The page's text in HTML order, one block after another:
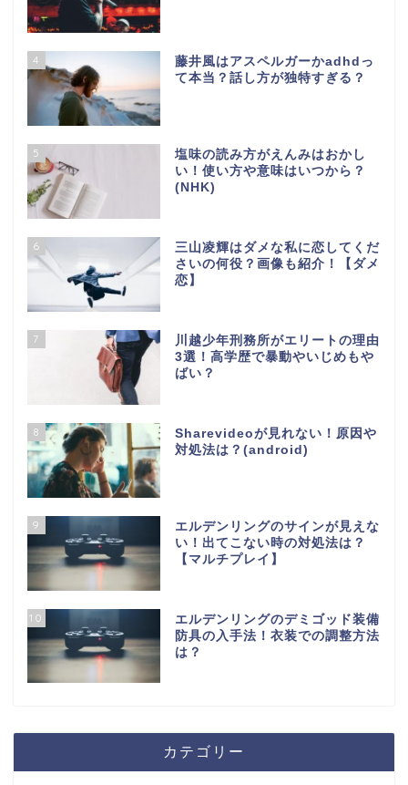
4
藤井風はアスペルガーかadhdっ
て本当？話し方が独特すぎる？
5
塩味の読み方がえんみはおかし
い！使い方や意味はいつから？
(NHK)
6
三山凌輝はダメな私に恋してくだ
さいの何役？画像も紹介！【ダメ
恋】
7
川越少年刑務所がエリートの理由
3選！高学歴で暴動やいじめもや
ばい？
8
Sharevideoが見れない！原因や
対処法は？(android)
9
エルデンリングのサインが見えな
い！出てこない時の対処法は？
【マルチプレイ】
10
エルデンリングのデミゴッド装備
防具の入手法！衣装での調整方法
は？
カテゴリー